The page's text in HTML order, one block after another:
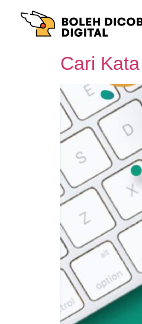
Cari